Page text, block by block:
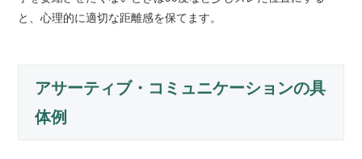
と、心理的に適切な距離感を保てます。
アサーティブ・コミュニケーションの具
体例